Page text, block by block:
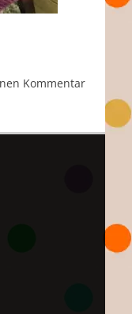
Kommentar